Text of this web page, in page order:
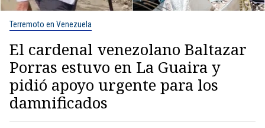
Terremoto en Venezuela
El cardenal venezolano Baltazar
Porras estuvo en La Guaira y
pidió apoyo urgente para los
damnificados